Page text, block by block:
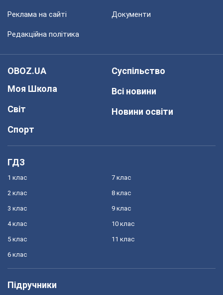
Реклама на сайті Документи
Редакційна політика
OBOZ.UA
Моя Школа
Світ
Спорт
Суспільство
Всі новини
Новини освіти
ГДЗ
1 клас
2 клас
3 клас
4 клас
5 клас
6 клас
7 клас
8 клас
9 клас
10 клас
11 клас
Підручники